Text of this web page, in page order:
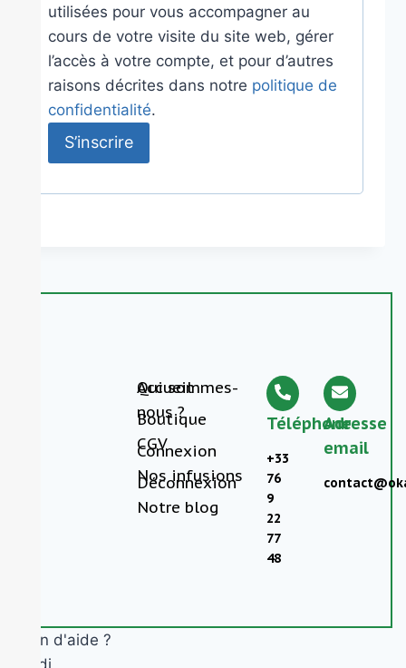
utilisées pour vous accompagner au
cours de votre visite du site web, gérer
l’accès à votre compte, et pour d’autres
raisons décrites dans notre politique de
confidentialité.
S’inscrire
Accueil
Boutique
Connexion
Déconnexion
Qui sommes-
nous ?
CGV
Nos infusions
Notre blog
Téléphone
+33
76
9
22
77
48
Adresse
email
Besoin d'aide ?